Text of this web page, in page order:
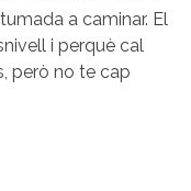
a caminar. El
i perquè cal
però no te cap